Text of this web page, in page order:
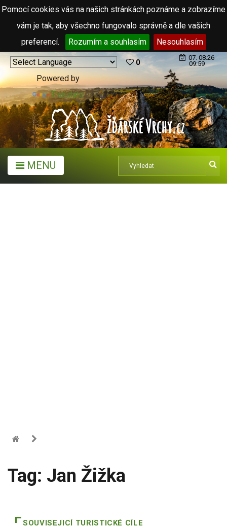
Pomocí cookies vás na našich stránkách poznáme a zobrazíme
vám je tak, aby všechno fungovalo správně a dle vašich
preferencí.
Rozumím a souhlasím Nesouhlasím
Powered by
Translate
0
07. 08.26
09:59
MENU
Tag: Jan Žižka
SOUVISEJICÍ TURISTICKÉ CÍLE